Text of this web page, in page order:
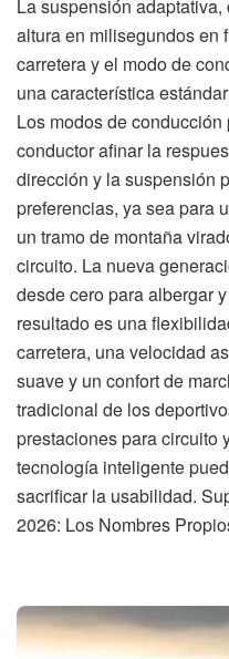
La suspensión
altura en milisegundos en
carretera y el modo de
una característica
Los modos de
conductor afinar la
dirección y la suspensión
preferencias, ya sea para
un tramo de montaña
circuito. La nueva
desde cero para albergar
resultado es una
carretera, una velocidad
suave y un confort de
tradicional de los
prestaciones para circuito
tecnología inteligente
sacrificar la usabilidad.
2026: Los Nombres